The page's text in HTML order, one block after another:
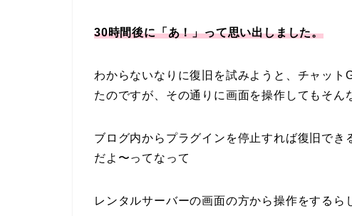
30時間後に「あ！」って思い出しました。
わからないなりに復旧を試みようと、チャッ
たのですが、その通りに画面を操作してもそん
ブログ内からプラグインを停止すれば復旧で
だよ〜ってなって
レンタルサーバーの画面の方から操作をするら